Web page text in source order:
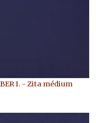
I. - Zita médium